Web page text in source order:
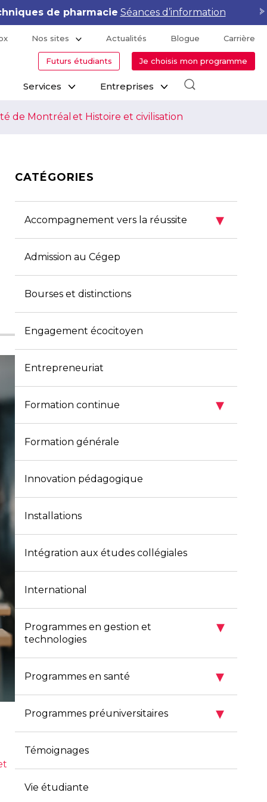
de pharmacie Séances d’information
Nos sites Actualités Blogue Carrière
Futurs étudiants Je choisis mon programme
Services Entreprises
de Montréal et Histoire et civilisation
CATÉGORIES
Accompagnement vers la réussite ▾
Admission au Cégep
Bourses et distinctions
Engagement écocitoyen
Entrepreneuriat
Formation continue ▾
Formation générale
Innovation pédagogique
Installations
Intégration aux études collégiales
International
Programmes en gestion et
technologies
▾
Programmes en santé ▾
Programmes préuniversitaires ▾
Témoignages
Vie étudiante